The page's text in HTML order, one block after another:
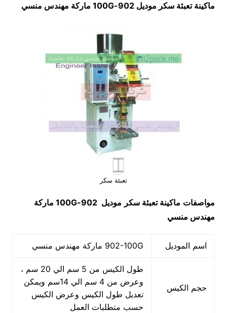
ماكينة تعبئة سكر موديل 902-100G ماركة مهندس منسي
تعبئة سكر
مواصفات ماكينةتعبئة سكر موديل 902-100G
ماركة
مهندس منسي
اسم الموديل 902-100G ماركة مهندس منسي
حجم الكيس
طول الكيس من 5 سم الي 20 سم ،
وعرض من 4 سم الي 14سم ويمكن
تعديل طول الكيس وعرض الكيس
حسب متطلبات العمل